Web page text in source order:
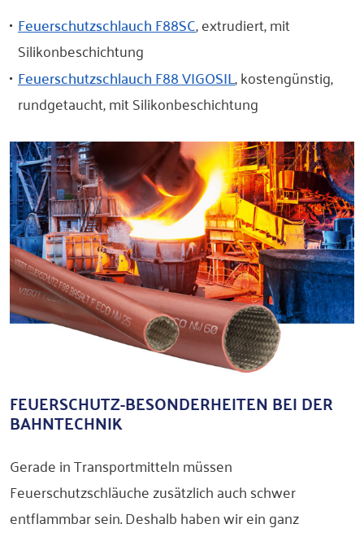
Feuerschutzschlauch F88SC, extrudiert, mit
Silikonbeschichtung
Feuerschutzschlauch F88 VIGOSIL, kostengünstig,
rundgetaucht, mit Silikonbeschichtung
FEUERSCHUTZ-BESONDERHEITEN BEI DER
BAHNTECHNIK
Gerade in Transportmitteln müssen
Feuerschutzschläuche zusätzlich auch schwer
entflammbar sein. Deshalb haben wir ein ganz